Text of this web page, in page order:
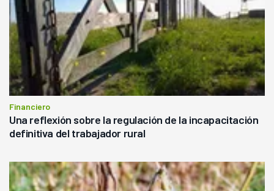
Financiero
Una reflexión sobre la regulación de la incapacitación
definitiva del trabajador rural